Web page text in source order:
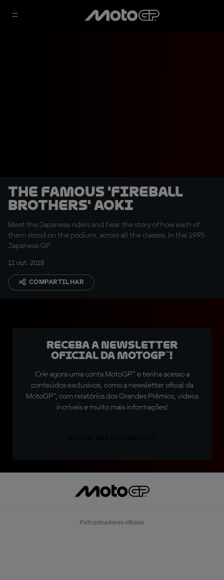
The famous 'Fireball
Brothers' Aoki
Meet the Japanese riders and hear the story of how each of
them stood on the podium, across all the classes, in the 1995
Japanese GP
11 out. 2018
COMPARTILHAR
Receba a newsletter
oficial da MotoGP™!
Crie agora uma conta MotoGP™ e tenha acesso a
conteúdos exclusivos, como a newsletter oficial da
MotoGP™, com relatórios dos Grandes Prêmios, vídeos
incríveis e muito mais informações!
Patrocinadores oficiais